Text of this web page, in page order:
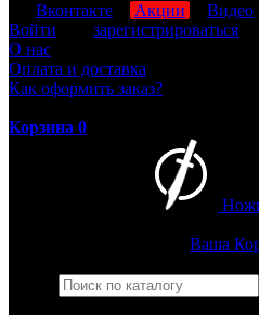
Вконтакте Акции Видео
Войти
зарегистрироваться
О нас
Оплата и доставка
Как оформить заказ?
Корзина 0
Ваша